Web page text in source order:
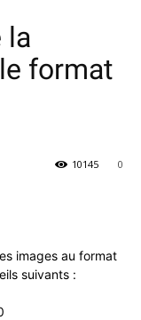
la
format
0
10145
images au for­mat
suivants :